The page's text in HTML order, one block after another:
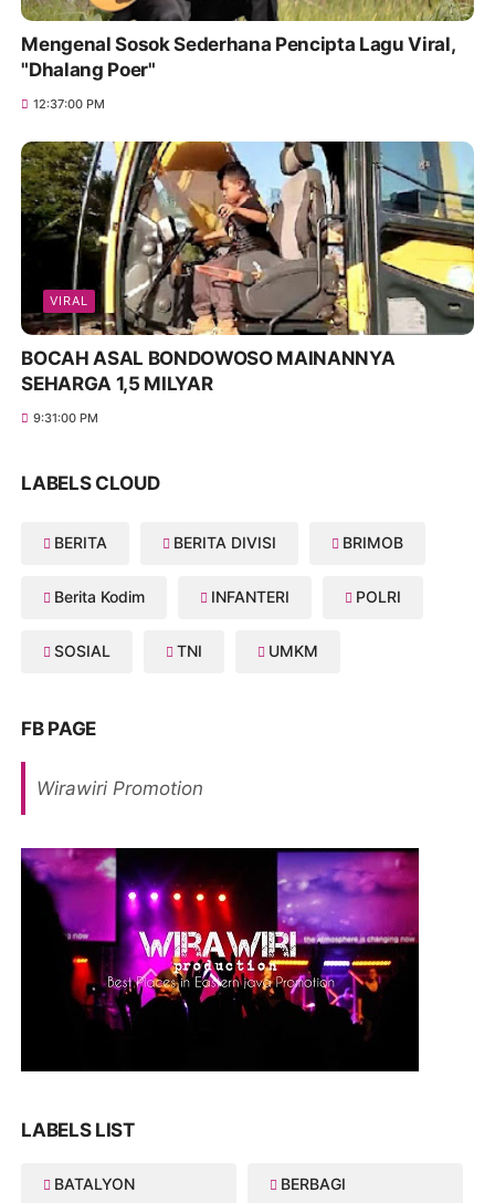
Mengenal Sosok Sederhana Pencipta Lagu Viral,
"Dhalang Poer"
12:37:00 PM
VIRAL
BOCAH ASAL BONDOWOSO MAINANNYA
SEHARGA 1,5 MILYAR
9:31:00 PM
LABELS CLOUD
BERITA BERITA DIVISI BRIMOB
Berita Kodim INFANTERI POLRI
SOSIAL TNI UMKM
FB PAGE
Wirawiri Promotion
LABELS LIST
BATALYON BERBAGI